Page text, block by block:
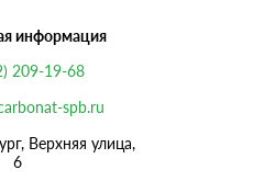
информация
209-19-68
spb.ru
Верхняя улица,
6